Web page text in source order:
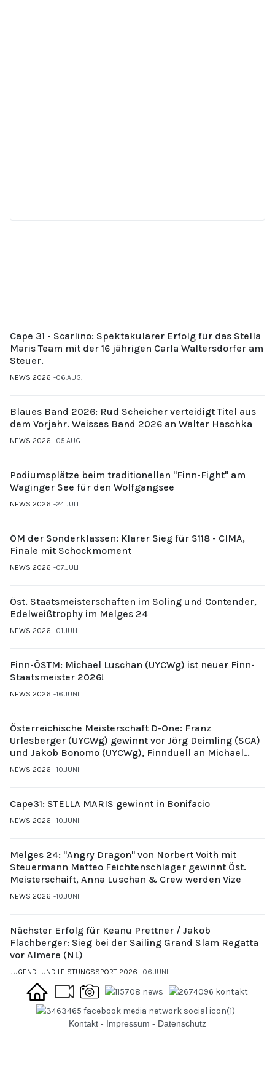
Cape 31 - Scarlino: Spektakulärer Erfolg für das Stella
Maris Team mit der 16 jährigen Carla Waltersdorfer am
Steuer.
NEWS 2026 06.AUG.
Blaues Band 2026: Rud Scheicher verteidigt Titel aus
dem Vorjahr. Weisses Band 2026 an Walter Haschka
NEWS 2026 05.AUG.
Podiumsplätze beim traditionellen "Finn-Fight" am
Waginger See für den Wolfgangsee
NEWS 2026 24.JULI
ÖM der Sonderklassen: Klarer Sieg für S118 - CIMA,
Finale mit Schockmoment
NEWS 2026 07.JULI
Öst. Staatsmeisterschaften im Soling und Contender,
Edelweißtrophy im Melges 24
NEWS 2026 01.JULI
Finn-ÖSTM: Michael Luschan (UYCWg) ist neuer Finn-
Staatsmeister 2026!
NEWS 2026 16.JUNI
Österreichische Meisterschaft D-One: Franz
Urlesberger (UYCWg) gewinnt vor Jörg Deimling (SCA)
und Jakob Bonomo (UYCWg), Finnduell an Michael
Gubi (UYCMo)
NEWS 2026 10.JUNI
Cape31: STELLA MARIS gewinnt in Bonifacio
NEWS 2026 10.JUNI
Melges 24: "Angry Dragon" von Norbert Voith mit
Steuermann Matteo Feichtenschlager gewinnt Öst.
Meisterschaift, Anna Luschan & Crew werden Vize
NEWS 2026 10.JUNI
Nächster Erfolg für Keanu Prettner / Jakob
Flachberger: Sieg bei der Sailing Grand Slam Regatta
vor Almere (NL)
JUGEND- UND LEISTUNGSSPORT 2026 06.JUNI
Kontakt - Impressum - Datenschutz